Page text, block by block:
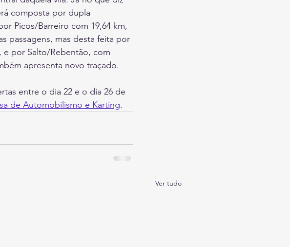
composta por dupla
Picos/Barreiro com 19,64 km,
passagens, mas desta feita por
e por Salto/Rebentão, com
apresenta novo traçado.
entre o dia 22 e o dia 26 de
de Automobilismo e Karting.
Ver tudo